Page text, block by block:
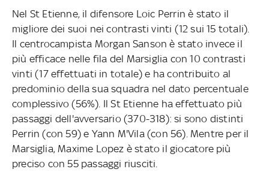
Nel St Etienne, il difensore Loic Perrin è stato il
migliore dei suoi nei contrasti vinti (12 sui 15 totali).
Il centrocampista Morgan Sanson è stato invece il
più efficace nelle fila del Marsiglia con 10 contrasti
vinti (17 effettuati in totale) e ha contribuito al
predominio della sua squadra nel dato percentuale
complessivo (56%). Il St Etienne ha effettuato più
passaggi dell'avversario (370-318): si sono distinti
Perrin (con 59) e Yann M'Vila (con 56). Mentre per il
Marsiglia, Maxime Lopez è stato il giocatore più
preciso con 55 passaggi riusciti.